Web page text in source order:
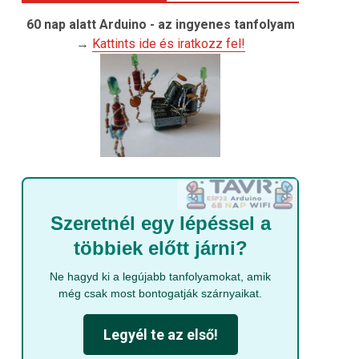
60 nap alatt Arduino - az ingyenes tanfolyam
→ Kattints ide és iratkozz fel!
Szeretnél egy lépéssel a
többiek előtt járni?
Ne hagyd ki a legújabb tanfolyamokat, amik
még csak most bontogatják szárnyaikat.
Legyél te az első!